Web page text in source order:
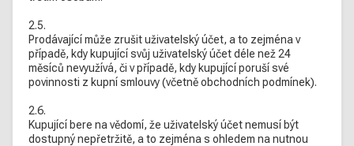
2.5.
Prodávající může zrušit uživatelský účet, a to zejména v
případě, kdy kupující svůj uživatelský účet déle než 24
měsíců nevyužívá, či v případě, kdy kupující poruší své
povinnosti z kupní smlouvy (včetně obchodních podmínek).
2.6.
Kupující bere na vědomí, že uživatelský účet nemusí být
dostupný nepřetržitě, a to zejména s ohledem na nutnou